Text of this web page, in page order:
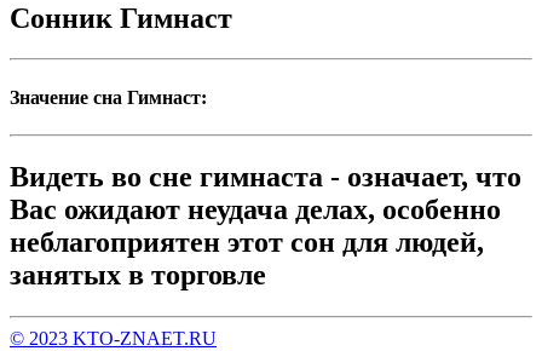
Сонник Гимнаст
Значение сна Гимнаст:
Видеть во сне гимнаста - означает, что
Вас ожидают неудача делах, особенно
неблагоприятен этот сон для людей,
занятых в торговле
© 2023 KTO-ZNAET.RU